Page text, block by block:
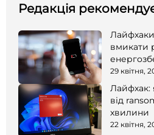
Редакція
вмикати
29 квітня,
Лайфхак:
від
хвилини
22 квітня,